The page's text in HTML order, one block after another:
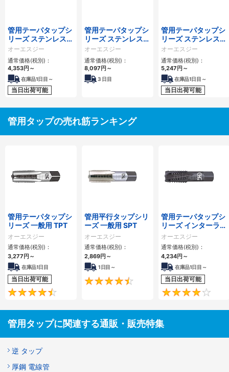
管用テーパタップシ
リーズ ステンレス用
EX-SUS-TPT
オーエスジー
通常価格(税別)：
4,353円 ～
在庫品1日目～
当日出荷可能
管用テーパタップシ
リーズ ステンレス用
短ねじ ロングシャン
ク LT-SUS-S-TPT
オーエスジー
通常価格(税別)：
8,097 円 ～
3 日目
管用テーパタップシ
リーズ ステンレス用
スパイラルタップ短
ねじ SUS-SFT-S-
TPT
オーエスジー
通常価格(税別)：
5,247 円 ～
在庫品1日目～
当日出荷可能
管用タップの売れ筋ランキング
管用テーパタップシ
リーズ 一般用 TPT
オーエスジー
通常価格(税別)：
3,277 円 ～
在庫品1日目
当日出荷可能
管用平行タップシリ
ーズ 一般用 SPT
オーエスジー
通常価格(税別)：
2,869円 ～
1日目～
4.5
管用テーパタップシ
リーズ インターラッ
プ形(PT) EX-IRT-
PT
オーエスジー
通常価格(税別)：
4,234円 ～
在庫品1日目～
当日出荷可能
管用タップに関連する通販・販売特集
逆 タップ
厚鋼 電線管